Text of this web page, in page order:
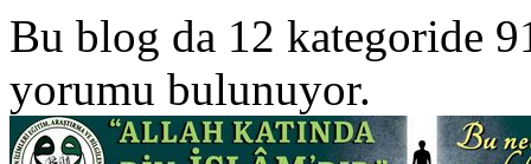
Bu blog da 12 kategoride
yorumu bulunuyor.